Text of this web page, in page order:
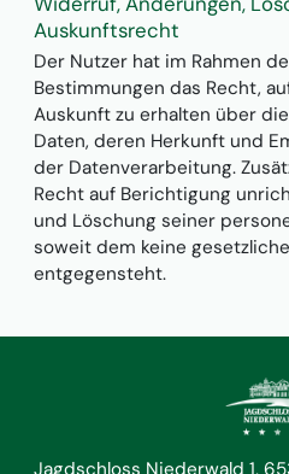
Auskunftsrecht
Der Nutzer hat im Rahmen
Bestimmungen das Recht,
Auskunft zu erhalten über
Daten, deren Herkunft und
der Datenverarbeitung.
Recht auf Berichtigung
und Löschung seiner
soweit dem keine
entgegensteht.